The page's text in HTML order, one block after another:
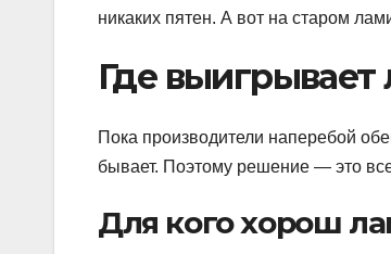
никаких пятен. А вот на старом
Где выигрывает
Пока производители наперебой
бывает. Поэтому решение — это
Для кого хорош